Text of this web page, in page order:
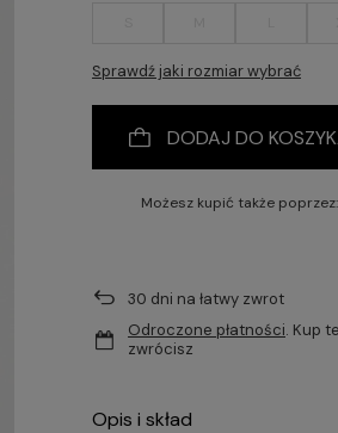
Sprawdź jaki rozmiar wybrać
DODAJ DO
Możesz kupić także poprzez:
30 dni na łatwy zwrot
Odroczone płatności. Kup
zwrócisz
Opis i skład